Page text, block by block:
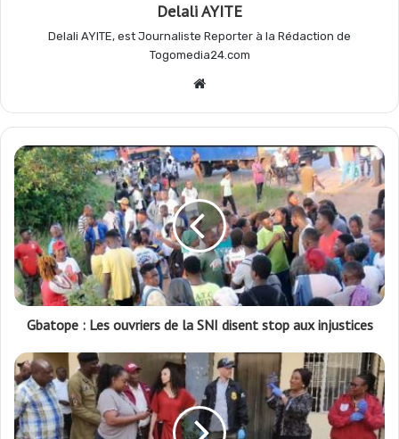
m
Delali AYITE
Delali AYITE, est Journaliste Reporter à la Rédaction de
Togomedia24.com
Website
Gbatope : Les ouvriers de la SNI disent stop aux injustices